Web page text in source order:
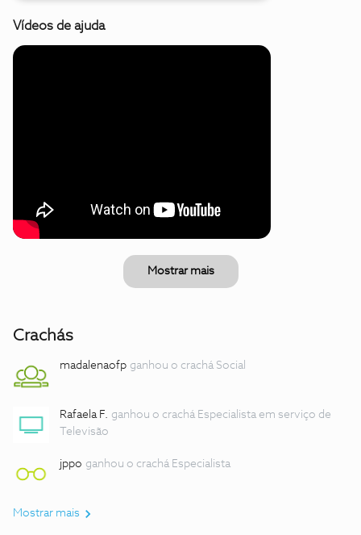
Vídeos de ajuda
Mostrar mais
Crachás
madalenaofp ganhou o crachá Social
Rafaela F. ganhou o crachá Especialista em serviço de
Televisão
jppo ganhou o crachá Especialista
Mostrar mais